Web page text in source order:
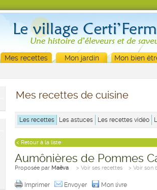
Mes recettes Mon jardin Mon bien
Mes recettes de cuisine
Les recettes Les astuces Les recettes vidéo
< Retour à la liste
Aumônières de Pommes
Proposée par Maëva > Voir ses recettes > Voir son
Imprimer Envoyer Mon livre